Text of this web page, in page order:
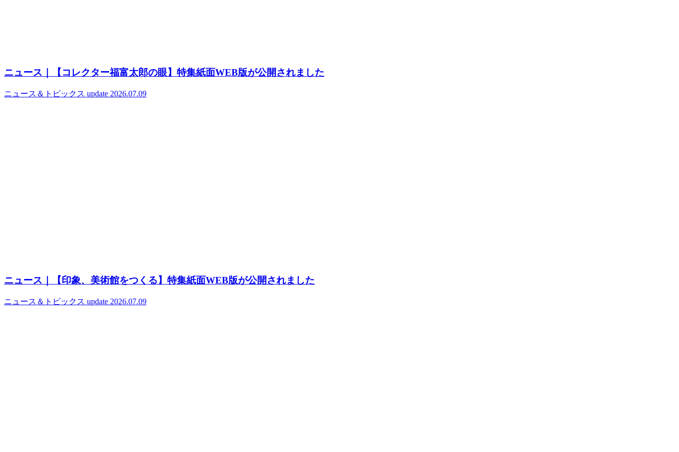
ニュース｜【コレクター福富太郎の眼】特集紙面WEB版が公開されました
ニュース＆トピックス update 2026.07.09
ニュース｜【印象、美術館をつくる】特集紙面WEB版が公開されました
ニュース＆トピックス update 2026.07.09